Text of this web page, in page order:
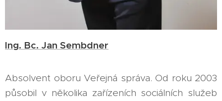
Ing. Bc. Jan Sembdner
Absolvent oboru Veřejná správa. Od roku 2003
působil v několika zařízeních sociálních služeb